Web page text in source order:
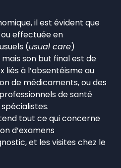
il est évident que
effectuée en
(usual care)
son but final est de
liés à l’absentéisme au
de médicaments, ou des
de santé
tout ce qui concerne
d’examens
et les visites chez le